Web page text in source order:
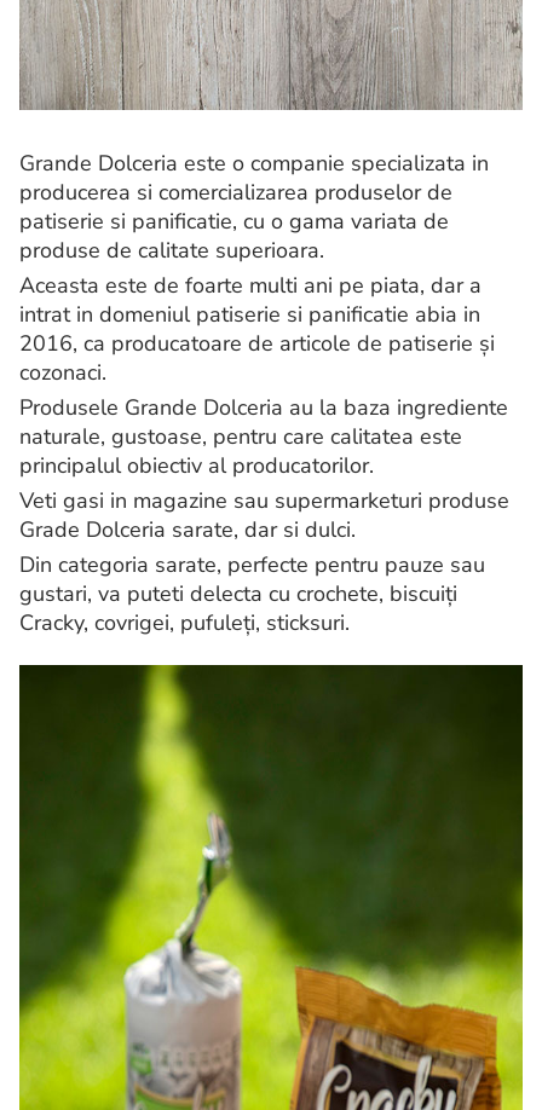
Grande Dolceria este o companie specializata in
producerea si comercializarea produselor de
patiserie si panificatie, cu o gama variata de
produse de calitate superioara.
Aceasta este de foarte multi ani pe piata, dar a
intrat in domeniul patiserie si panificatie abia in
2016, ca producatoare de articole de patiserie și
cozonaci.
Produsele Grande Dolceria au la baza ingrediente
naturale, gustoase, pentru care calitatea este
principalul obiectiv al producatorilor.
Veti gasi in magazine sau supermarketuri produse
Grade Dolceria sarate, dar si dulci.
Din categoria sarate, perfecte pentru pauze sau
gustari, va puteti delecta cu crochete, biscuiți
Cracky, covrigei, pufuleți, sticksuri.